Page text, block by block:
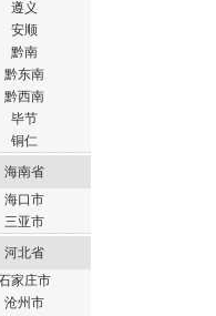
遵义
安顺
黔南
黔东南
黔西南
毕节
铜仁
海南省
海口市
三亚市
河北省
家庄市
沧州市